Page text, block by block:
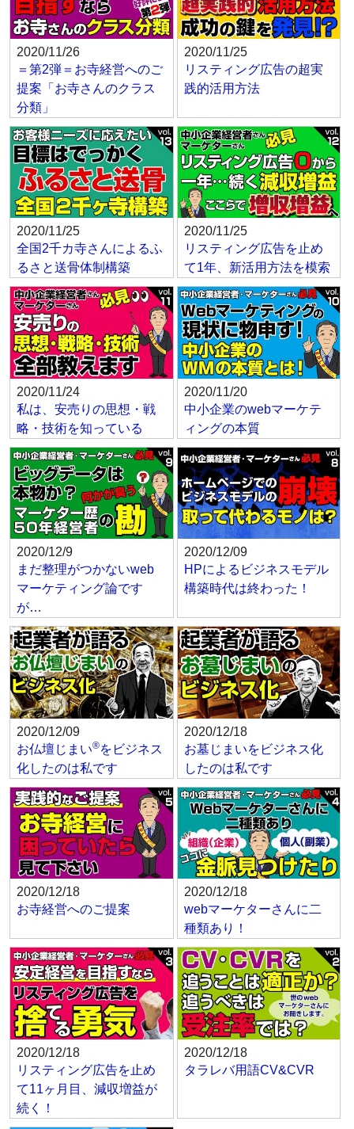
2020/11/26
＝第2弾＝お寺経営へのご
提案「お寺さんのクラス
分類」
2020/11/25
リスティング広告の超実
践的活用方法
2020/11/25
全国2千カ寺さんによるふ
るさと送骨体制構築
2020/11/25
リスティング広告を止め
て1年、新活用方法を模索
2020/11/24
私は、安売りの思想・戦
略・技術を知っている
2020/11/20
中小企業のwebマーケテ
ィングの本質
2020/12/9
まだ整理がつかないweb
マーケティング論です
が…
2020/12/09
HPによるビジネスモデル
構築時代は終わった！
2020/12/09
お仏壇じまい®をビジネス
化したのは私です
2020/12/18
お墓じまいをビジネス化
したのは私です
2020/12/18
お寺経営へのご提案
2020/12/18
webマーケターさんに二
種類あり！
2020/12/18
リスティング広告を止め
て11ヶ月目、減収増益が
続く！
2020/12/18
タラレバ用語CV&CVR